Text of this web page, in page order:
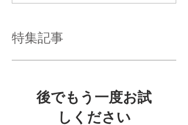
特集記事
後でもう一度お試
しください